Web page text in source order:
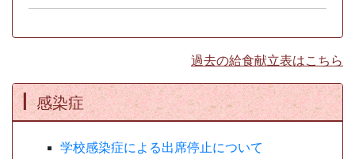
感染症
学校感染症による出席停止について
過去の給食献立表はこちら